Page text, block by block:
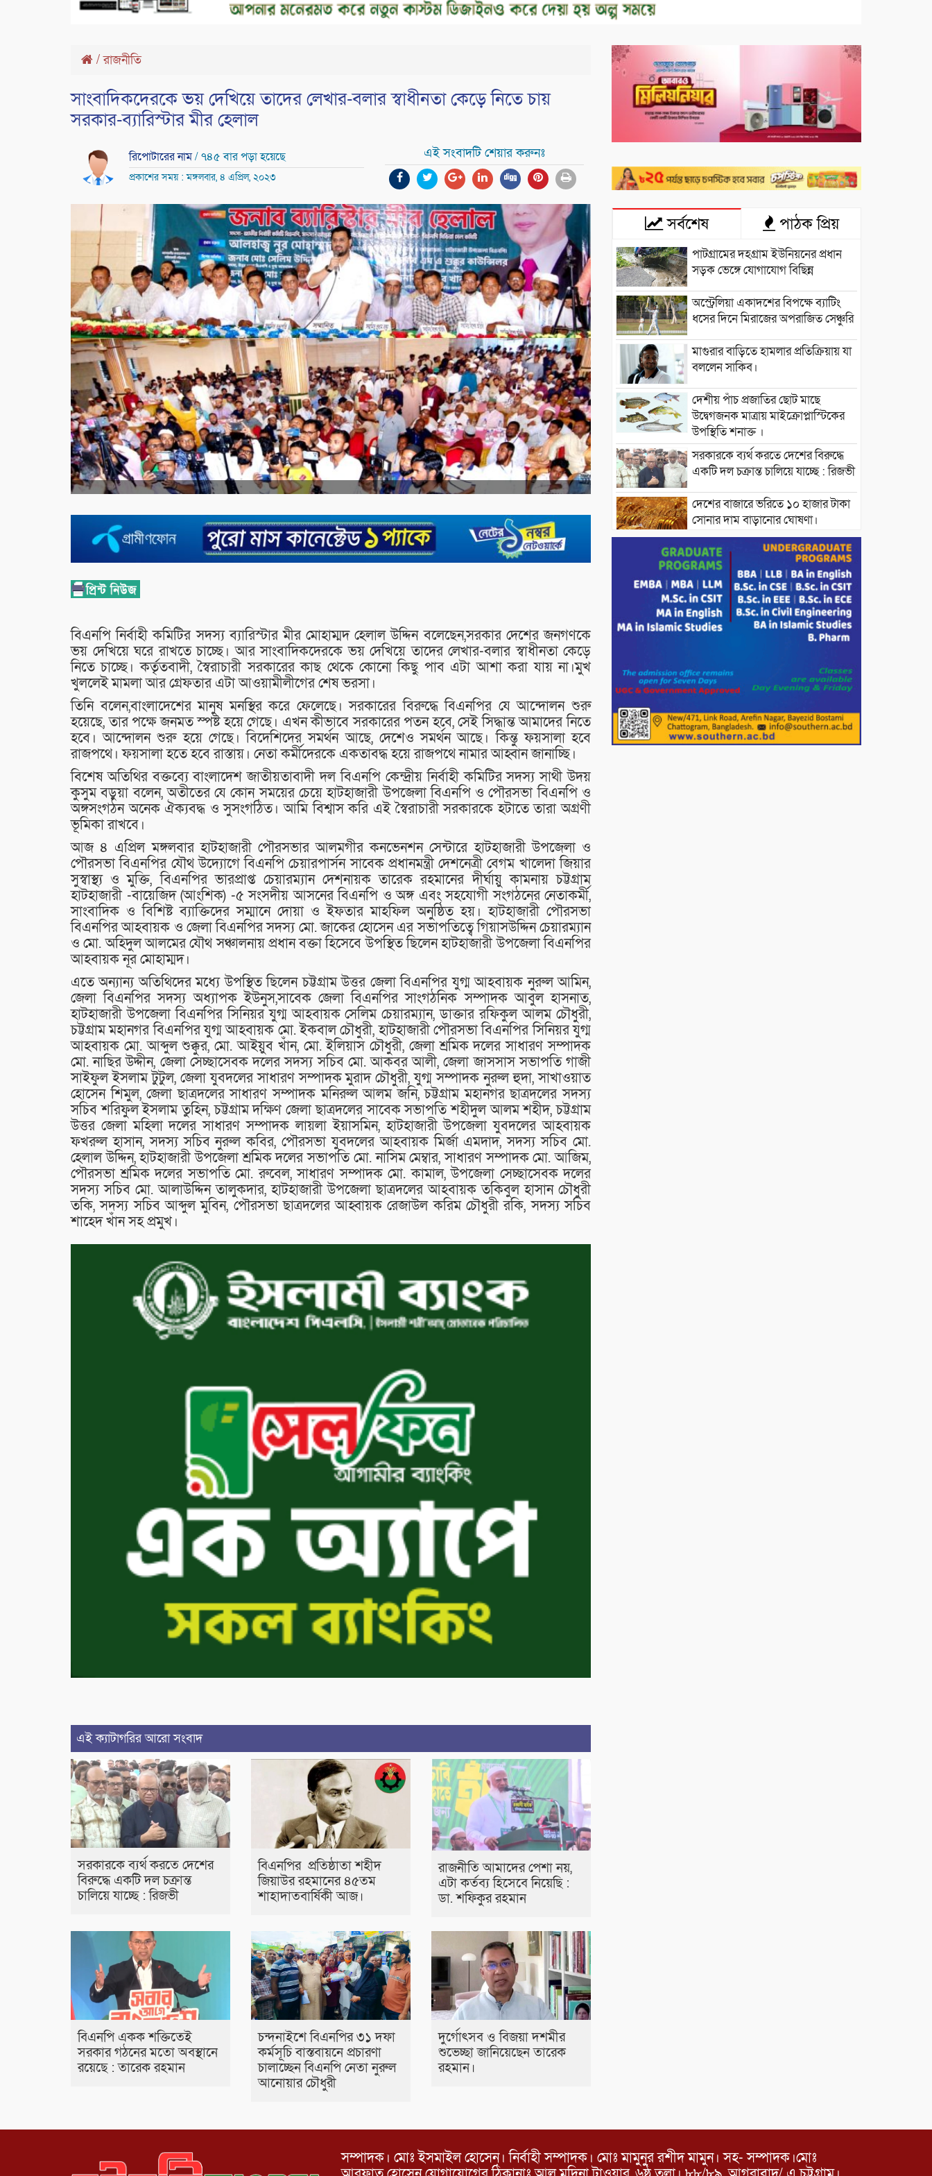
/রাজনীতি
সাংবাদিকদেরকে ভয় দেখিয়ে তাদের লেখার-বলার স্বাধীনতা কেড়ে নিতে চায়
সরকার-ব্যারিস্টার মীর হেলাল
রিপোটারের নাম/ ৭৪৫ বার পড়া হয়েছে
প্রকাশের সময় : মঙ্গলবার, ৪ এপ্রিল, ২০২৩
এই সংবাদটি শেয়ার করুনঃ
বিএনপি নির্বাহী কমিটির সদস্য ব্যারিস্টার মীর মোহাম্মদ হেলাল উদ্দিন বলেছেন,সরকার দেশের জনগণকে
ভয় দেখিয়ে ঘরে রাখতে চাচ্ছে। আর সাংবাদিকদেরকে ভয় দেখিয়ে তাদের লেখার-বলার স্বাধীনতা কেড়ে
নিতে চাচ্ছে। কর্তৃতবাদী, স্বৈরাচারী সরকারের কাছ থেকে কোনো কিছু পাব এটা আশা করা যায় না।মুখ
খুললেই মামলা আর গ্রেফতার এটা আওয়ামীলীগের শেষ ভরসা।
তিনি বলেন,বাংলাদেশের মানুষ মনস্থির করে ফেলেছে। সরকারের বিরুদ্ধে বিএনপির যে আন্দোলন শুরু
হয়েছে, তার পক্ষে জনমত স্পষ্ট হয়ে গেছে। এখন কীভাবে সরকারের পতন হবে, সেই সিদ্ধান্ত আমাদের নিতে
হবে। আন্দোলন শুরু হয়ে গেছে। বিদেশিদের সমর্থন আছে, দেশেও সমর্থন আছে। কিন্তু ফয়সালা হবে
রাজপথে। ফয়সালা হতে হবে রাস্তায়। নেতা কর্মীদেরকে একতাবদ্ধ হয়ে রাজপথে নামার আহ্বান জানাচ্ছি।
বিশেষ অতিথির বক্তব্যে বাংলাদেশ জাতীয়তাবাদী দল বিএনপি কেন্দ্রীয় নির্বাহী কমিটির সদস্য সাথী উদয়
কুসুম বড়ুয়া বলেন, অতীতের যে কোন সময়ের চেয়ে হাটহাজারী উপজেলা বিএনপি ও পৌরসভা বিএনপি ও
অঙ্গসংগঠন অনেক ঐক্যবদ্ধ ও সুসংগঠিত। আমি বিশ্বাস করি এই স্বৈরাচারী সরকারকে হটাতে তারা অগ্রণী
ভূমিকা রাখবে।
আজ ৪ এপ্রিল মঙ্গলবার হাটহাজারী পৌরসভার আলমগীর কনভেনশন সেন্টারে হাটহাজারী উপজেলা ও
পৌরসভা বিএনপির যৌথ উদ্যোগে বিএনপি চেয়ারপার্সন সাবেক প্রধানমন্ত্রী দেশনেত্রী বেগম খালেদা জিয়ার
সুস্বাস্থ্য ও মুক্তি, বিএনপির ভারপ্রাপ্ত চেয়ারম্যান দেশনায়ক তারেক রহমানের দীর্ঘায়ু কামনায় চট্টগ্রাম
হাটহাজারী -বায়েজিদ (আংশিক) -৫ সংসদীয় আসনের বিএনপি ও অঙ্গ এবং সহযোগী সংগঠনের নেতাকর্মী,
সাংবাদিক ও বিশিষ্ট ব্যাক্তিদের সম্মানে দোয়া ও ইফতার মাহফিল অনুষ্ঠিত হয়। হাটহাজারী পৌরসভা
বিএনপির আহবায়ক ও জেলা বিএনপির সদস্য মো. জাকের হোসেন এর সভাপতিত্বে গিয়াসউদ্দিন চেয়ারম্যান
ও মো. অহিদুল আলমের যৌথ সঞ্চালনায় প্রধান বক্তা হিসেবে উপস্থিত ছিলেন হাটহাজারী উপজেলা বিএনপির
আহবায়ক নূর মোহাম্মদ।
এতে অন্যান্য অতিথিদের মধ্যে উপস্থিত ছিলেন চট্টগ্রাম উত্তর জেলা বিএনপির যুগ্ম আহবায়ক নুরুল আমিন,
জেলা বিএনপির সদস্য অধ্যাপক ইউনুস,সাবেক জেলা বিএনপির সাংগঠনিক সম্পাদক আবুল হাসনাত,
হাটহাজারী উপজেলা বিএনপির সিনিয়র যুগ্ম আহবায়ক সেলিম চেয়ারম্যান, ডাক্তার রফিকুল আলম চৌধুরী,
চট্টগ্রাম মহানগর বিএনপির যুগ্ম আহবায়ক মো. ইকবাল চৌধুরী, হাটহাজারী পৌরসভা বিএনপির সিনিয়র যুগ্ম
আহবায়ক মো. আব্দুল শুক্কুর, মো. আইয়ুব খাঁন, মো. ইলিয়াস চৌধুরী, জেলা শ্রমিক দলের সাধারণ সম্পাদক
মো. নাছির উদ্দীন, জেলা সেচ্ছাসেবক দলের সদস্য সচিব মো. আকবর আলী, জেলা জাসসাস সভাপতি গাজী
সাইফুল ইসলাম টুটুল, জেলা যুবদলের সাধারণ সম্পাদক মুরাদ চৌধুরী, যুগ্ম সম্পাদক নুরুল হুদা, সাখাওয়াত
হোসেন শিমুল, জেলা ছাত্রদলের সাধারণ সম্পাদক মনিরুল আলম জনি, চট্টগ্রাম মহানগর ছাত্রদলের সদস্য
সচিব শরিফুল ইসলাম তুহিন, চট্টগ্রাম দক্ষিণ জেলা ছাত্রদলের সাবেক সভাপতি শহীদুল আলম শহীদ, চট্টগ্রাম
উত্তর জেলা মহিলা দলের সাধারণ সম্পাদক লায়লা ইয়াসমিন, হাটহাজারী উপজেলা যুবদলের আহবায়ক
ফখরুল হাসান, সদস্য সচিব নুরুল কবির, পৌরসভা যুবদলের আহবায়ক মির্জা এমদাদ, সদস্য সচিব মো.
হেলাল উদ্দিন, হাটহাজারী উপজেলা শ্রমিক দলের সভাপতি মো. নাসিম মেম্বার, সাধারণ সম্পাদক মো. আজিম,
পৌরসভা শ্রমিক দলের সভাপতি মো. রুবেল, সাধারণ সম্পাদক মো. কামাল, উপজেলা সেচ্ছাসেবক দলের
সদস্য সচিব মো. আলাউদ্দিন তালুকদার, হাটহাজারী উপজেলা ছাত্রদলের আহবায়ক তকিবুল হাসান চৌধুরী
তকি, সদস্য সচিব আব্দুল মুবিন, পৌরসভা ছাত্রদলের আহ্বায়ক রেজাউল করিম চৌধুরী রকি, সদস্য সচিব
শাহেদ খাঁন সহ প্রমুখ।
এই ক্যাটাগরির আরো সংবাদ
সরকারকে ব্যর্থ করতে দেশের
বিরুদ্ধে একটি দল চক্রান্ত
চালিয়ে যাচ্ছে : রিজভী
বিএনপির প্রতিষ্ঠাতা শহীদ
জিয়াউর রহমানের ৪৫তম
শাহাদাতবার্ষিকী আজ।
রাজনীতি আমাদের পেশা নয়,
এটা কর্তব্য হিসেবে নিয়েছি :
ডা. শফিকুর রহমান
বিএনপি একক শক্তিতেই
সরকার গঠনের মতো অবস্থানে
রয়েছে : তারেক রহমান
চন্দনাইশে বিএনপির ৩১ দফা
কর্মসূচি বাস্তবায়নে প্রচারণা
চালাচ্ছেন বিএনপি নেতা নুরুল
আনোয়ার চৌধুরী
দুর্গোৎসব ও বিজয়া দশমীর
শুভেচ্ছা জানিয়েছেন তারেক
রহমান।
সর্বশেষ পাঠক প্রিয়
পাটগ্রামের দহগ্রাম ইউনিয়নের প্রধান
সড়ক ভেঙ্গে যোগাযোগ বিছিন্ন
অস্ট্রেলিয়া একাদশের বিপক্ষে ব্যাটিং
ধসের দিনে মিরাজের অপরাজিত সেঞ্চুরি
মাগুরার বাড়িতে হামলার প্রতিক্রিয়ায় যা
বললেন সাকিব।
দেশীয় পাঁচ প্রজাতির ছোট মাছে
উদ্বেগজনক মাত্রায় মাইক্রোপ্লাস্টিকের
উপস্থিতি শনাক্ত ।
সরকারকে ব্যর্থ করতে দেশের বিরুদ্ধে
একটি দল চক্রান্ত চালিয়ে যাচ্ছে : রিজভী
দেশের বাজারে ভরিতে ১০ হাজার টাকা
সোনার দাম বাড়ানোর ঘোষণা।
ভারপ্রাপ্ত রাষ্ট্রপতি হাফিজ উদ্দিন
আহমদের সাথে এইচটি বাংলা অনলাইন
পোর্টাল ও আইপি টিভির সম্পাদক মোঃ
ইসমাইল হোসেনের সৌজন্য সাক্ষাৎ।
পাটগ্রামে জুলাই অভ্যুত্থান দিবস
উপলক্ষে ১১দলীয় গণ মিছিল ও গণ
পোরশায় গণঅভ্যুত্থান দিবসে শহিদ ও
জুলাই যোদ্ধাদের সংবর্ধনা।
১১ দলীয় ঐক্য পোরশা উপজেলা শাখার
আয়োজনে ৫ আগস্ট জুলাই অভ্যুত্থানের
সম্পাদক। মোঃ ইসমাইল হোসেন। নির্বাহী সম্পাদক। মোঃ মামুনুর রশীদ মামুন। সহ- সম্পাদক।মোঃ